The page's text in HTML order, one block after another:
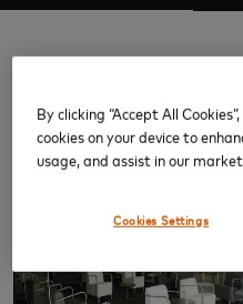
Salas VIP
By clicking “Accept All
cookies on your device to
usage, and assist in our
Cookies Settings